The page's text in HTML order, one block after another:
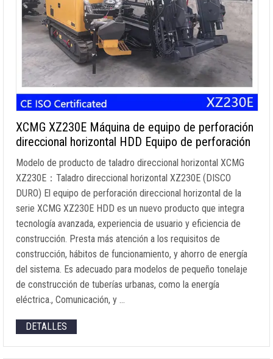
XCMG XZ230E Máquina de equipo de perforación
direccional horizontal HDD Equipo de perforación
Modelo de producto de taladro direccional horizontal XCMG
XZ230E：Taladro direccional horizontal XZ230E (DISCO
DURO) El equipo de perforación direccional horizontal de la
serie XCMG XZ230E HDD es un nuevo producto que integra
tecnología avanzada, experiencia de usuario y eficiencia de
construcción. Presta más atención a los requisitos de
construcción, hábitos de funcionamiento, y ahorro de energía
del sistema. Es adecuado para modelos de pequeño tonelaje
de construcción de tuberías urbanas, como la energía
eléctrica., Comunicación, y …
DETALLES